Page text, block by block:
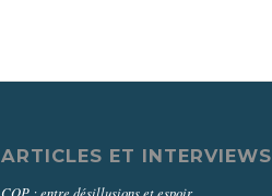
ARTICLES ET INTERVIEWS